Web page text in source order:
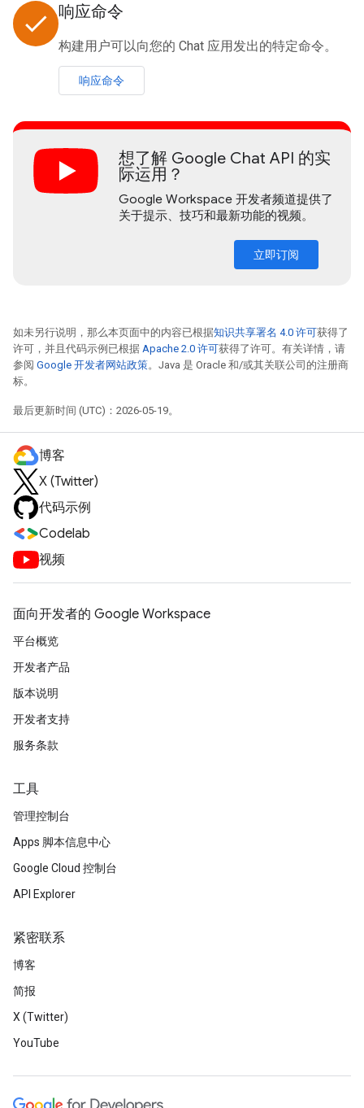
done 响应命令
构建用户可以向您的 Chat 应用发出的特定命令。
响应命令
想了解 Google Chat API 的实
际运用？
Google Workspace 开发者频道提供了
关于提示、技巧和最新功能的视频。
立即订阅
如未另行说明，那么本页面中的内容已根据知识共享署名 4.0 许可获得了
许可，并且代码示例已根据 Apache 2.0 许可获得了许可。有关详情，请
参阅 Google 开发者网站政策。Java 是 Oracle 和/或其关联公司的注册商
标。
最后更新时间 (UTC)：2026-05-19。
博客
X (Twitter)
代码示例
Codelab
视频
面向开发者的 Google Workspace
平台概览
开发者产品
版本说明
开发者支持
服务条款
工具
管理控制台
Apps 脚本信息中心
Google Cloud 控制台
API Explorer
紧密联系
博客
简报
X (Twitter)
YouTube